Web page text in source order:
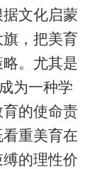
文化启蒙
，把美育
。尤其是
为一种学
的使命责
重美育在
的理性价